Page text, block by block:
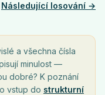
Následující losování →
a všechna čísla
minulost —
dobré? K poznání
vstup do strukturní